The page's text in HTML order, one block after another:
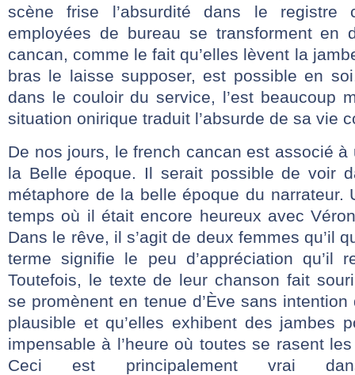
scène frise l’absurdité dans le registre
employées de bureau se transforment en
cancan, comme le fait qu’elles lèvent la
bras le laisse supposer, est possible en
dans le couloir du service, l’est beaucoup
situation onirique traduit l’absurde de sa vie
De nos jours, le french cancan est associé à
la Belle époque. Il serait possible de voir
métaphore de la belle époque du narrateur.
temps où il était encore heureux avec
Dans le rêve, il s’agit de deux femmes qu’il
terme signifie le peu d’appréciation qu’il
Toutefois, le texte de leur chanson fait
se promènent en tenue d’Ève sans
plausible et qu’elles exhibent des jambes
impensable à l’heure où toutes se rasent
Ceci est principalement vrai